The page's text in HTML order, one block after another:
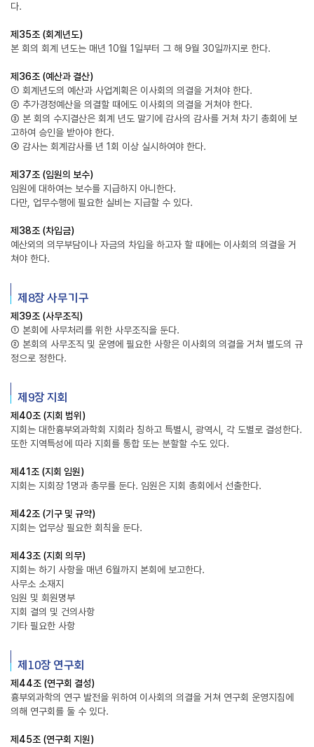
다.
제35조 (회계년도)
본 회의 회계 년도는 매년 10월 1일부터 그 해 9월 30일까지로 한다.
제36조 (예산과 결산)
① 회계년도의 예산과 사업계획은 이사회의 의결을 거쳐야 한다.
② 추가경정예산을 의결할 때에도 이사회의 의결을 거쳐야 한다.
③ 본 회의 수지결산은 회계 년도 말기에 감사의 감사를 거쳐 차기 총회에 보
고하여 승인을 받아야 한다.
④ 감사는 회계감사를 년 1회 이상 실시하여야 한다.
제37조 (임원의 보수)
임원에 대하여는 보수를 지급하지 아니한다.
다만, 업무수행에 필요한 실비는 지급할 수 있다.
제38조 (차입금)
예산외의 의무부담이나 자금의 차입을 하고자 할 때에는 이사회의 의결을 거
쳐야 한다.
제8장 사무기구
제39조 (사무조직)
① 본회에 사무처리를 위한 사무조직을 둔다.
② 본회의 사무조직 및 운영에 필요한 사항은 이사회의 의결을 거쳐 별도의 규
정으로 정한다.
제9장 지회
제40조 (지회 범위)
지회는 대한흉부외과학회 지회라 칭하고 특별시, 광역시, 각 도별로 결성한다.
또한 지역특성에 따라 지회를 통합 또는 분할할 수도 있다.
제41조 (지회 임원)
지회는 지회장 1명과 총무를 둔다. 임원은 지회 총회에서 선출한다.
제42조 (기구 및 규약)
지회는 업무상 필요한 회칙을 둔다.
제43조 (지회 의무)
지회는 하기 사항을 매년 6월까지 본회에 보고한다.
사무소 소재지
임원 및 회원명부
지회 결의 및 건의사항
기타 필요한 사항
제10장 연구회
제44조 (연구회 결성)
흉부외과학의 연구 발전을 위하여 이사회의 의결을 거쳐 연구회 운영지침에
의해 연구회를 둘 수 있다.
제45조 (연구회 지원)